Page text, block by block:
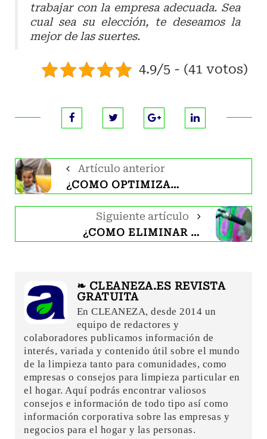
trabajar con la empresa adecuada. Sea
cual sea su elección, te deseamos la
mejor de las suertes.
4.9/5 - (41 votos)
Artículo anterior
¿CÓMO OPTIMIZAR EL USO DE TU FRIGORÍFICO?
Siguiente artículo
¿CÓMO ELIMINAR LOS GRAFFITIS?
❧ CLEANEZA.ES REVISTA
GRATUITA
En CLEANEZA, desde 2014 un
equipo de redactores y
colaboradores publicamos información de
interés, variada y contenido útil sobre el mundo
de la limpieza tanto para comunidades, como
empresas o consejos para limpieza particular en
el hogar. Aquí podrás encontrar valiosos
consejos e información de todo tipo así como
información corporativa sobre las empresas y
negocios para el hogar y las personas.